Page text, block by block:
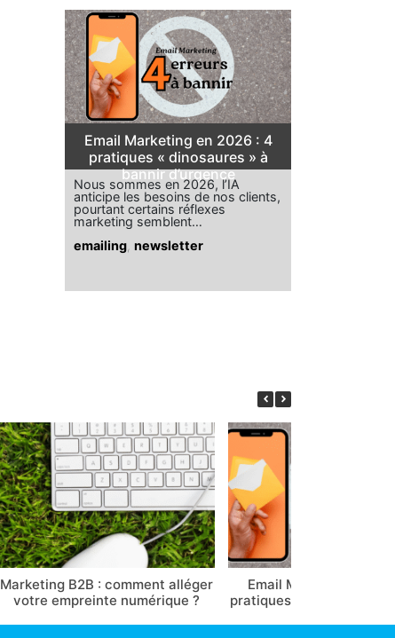
Email Marketing en 2026 : 4
pratiques « dinosaures » à
bannir d’urgence
Nous sommes en 2026, l’IA
anticipe les besoins de nos clients,
pourtant certains réflexes
marketing semblent…
emailing newsletter
Marketing B2B : comment alléger
votre empreinte numérique ?
Email Marketing en
pratiques « dinosaures »